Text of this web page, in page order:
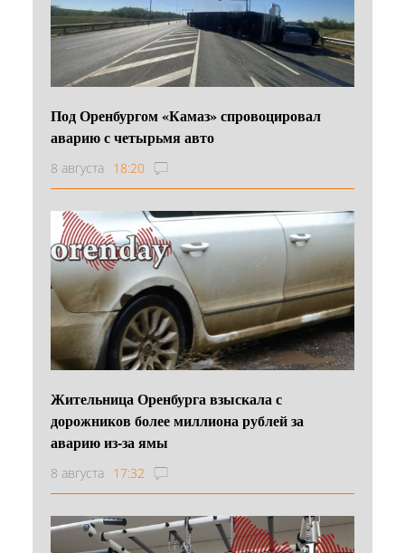
Под Оренбургом «Камаз» спровоцировал
аварию с четырьмя авто
8 августа 18:20
Жительница Оренбурга взыскала с
дорожников более миллиона рублей за
аварию из-за ямы
8 августа 17:32